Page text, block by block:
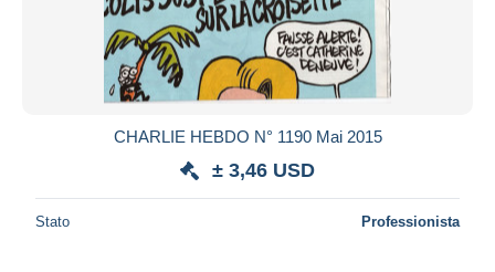
CHARLIE HEBDO N° 1190 Mai 2015
± 3,46 USD
Stato Professionista